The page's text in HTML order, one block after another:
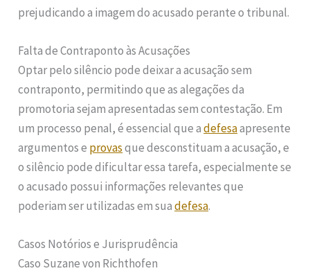
prejudicando a imagem do acusado perante o tribunal.
Falta de Contraponto às Acusações
Optar pelo silêncio pode deixar a acusação sem
contraponto, permitindo que as alegações da
promotoria sejam apresentadas sem contestação. Em
um processo penal, é essencial que adefesaapresente
argumentos e provasque desconstituam a acusação, e
o silêncio pode dificultar essa tarefa, especialmente se
o acusado possui informações relevantes que
poderiam ser utilizadas em suadefesa.
Casos Notórios e Jurisprudência
Caso Suzane von Richthofen